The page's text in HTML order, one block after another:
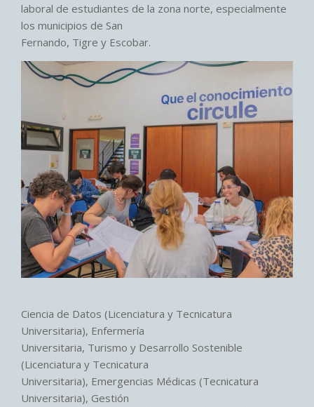
laboral de estudiantes de la zona norte, especialmente
los municipios de San
Fernando, Tigre y Escobar.
Ciencia de Datos (Licenciatura y Tecnicatura
Universitaria), Enfermería
Universitaria, Turismo y Desarrollo Sostenible
(Licenciatura y Tecnicatura
Universitaria), Emergencias Médicas (Tecnicatura
Universitaria), Gestión